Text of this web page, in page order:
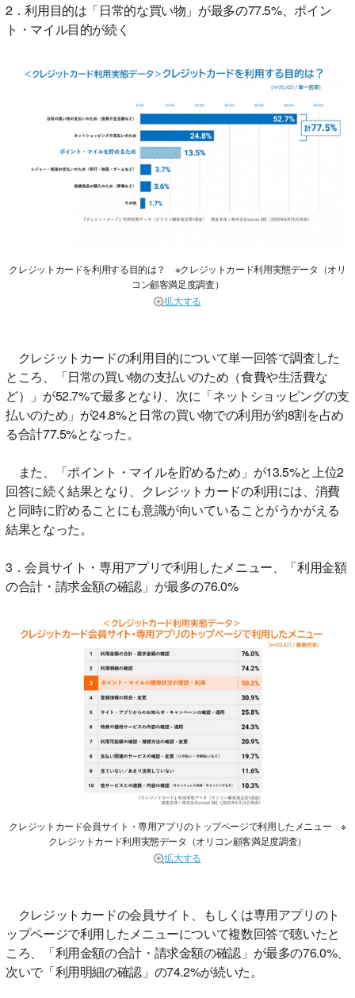
2．利用目的は「日常的な買い物」が最多の77.5%、ポイン
ト・マイル目的が続く
クレジットカードを利用する目的は？ ※クレジットカード利用実態データ（オリ
コン顧客満足度調査）
拡大する
クレジットカードの利用目的について単一回答で調査した
ところ、「日常の買い物の支払いのため（食費や生活費な
ど）」が52.7%で最多となり、次に「ネットショッピングの支
払いのため」が24.8%と日常の買い物での利用が約8割を占め
る合計77.5%となった。
また、「ポイント・マイルを貯めるため」が13.5%と上位2
回答に続く結果となり、クレジットカードの利用には、消費
と同時に貯めることにも意識が向いていることがうかがえる
結果となった。
3．会員サイト・専用アプリで利用したメニュー、「利用金額
の合計・請求金額の確認」が最多の76.0%
クレジットカード会員サイト・専用アプリのトップページで利用したメニュー ※
クレジットカード利用実態データ（オリコン顧客満足度調査）
拡大する
クレジットカードの会員サイト、もしくは専用アプリのト
ップページで利用したメニューについて複数回答で聴いたと
ころ、「利用金額の合計・請求金額の確認」が最多の76.0%、
次いで「利用明細の確認」の74.2%が続いた。